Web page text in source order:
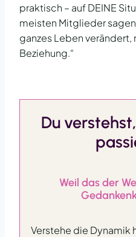
praktisch – auf DEINE
meisten Mitglieder
ganzes Leben verändert,
Beziehung.“
Du
Weil das der
Verstehe die Dynamik